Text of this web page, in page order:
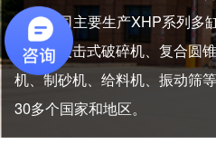
公司主要生产XHP系列多
碎机、反击式破碎机、复合圆
机、制砂机、给料机、振动筛
30多个国家和地区。